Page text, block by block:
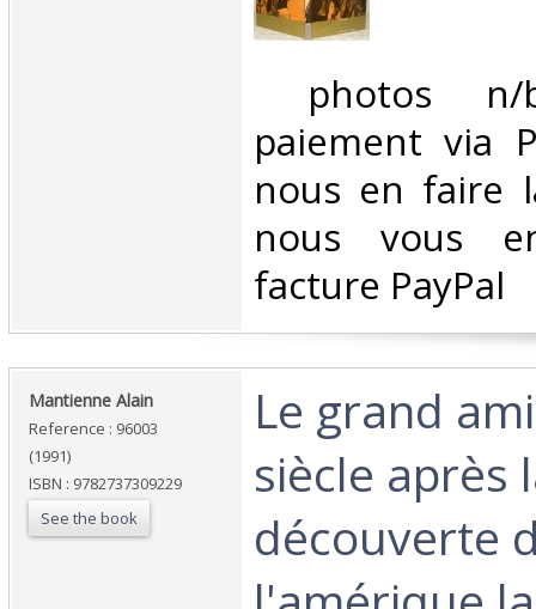
photos
paiement via
nous en faire
nous vous
facture PayPal‎
‎Mantienne Alain‎
Reference : 96003
(1991)
ISBN : 9782737309229
See the book
‎Le grand
siècle après
découverte